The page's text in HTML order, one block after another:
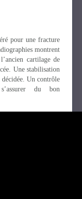
pour une fracture
montrent
cartilage de
Une stabilisation
Un contrôle
du bon